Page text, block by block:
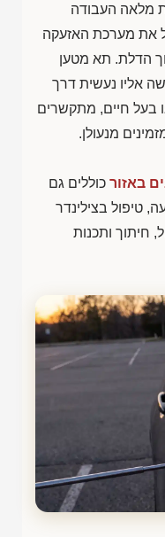
מלאה העבודה
את מערכת האזעקה
הדלת. תא מטען
אליו נעשית דרך
בעל חיים, מתקשרים
מנעולן.
באזור כוללים גם
טיפול בצילינדר
חיתוך ותכנות